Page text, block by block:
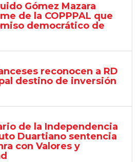
Gómez Mazara
de la COPPPAL que
democrático de
reconocen a RD
destino de inversión
de la Independencia
Duartiano sentencia
con Valores y